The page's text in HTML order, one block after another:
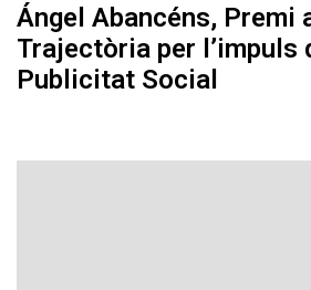
Ángel Abancéns, Premi
Trajectòria per l’impuls
Publicitat Social